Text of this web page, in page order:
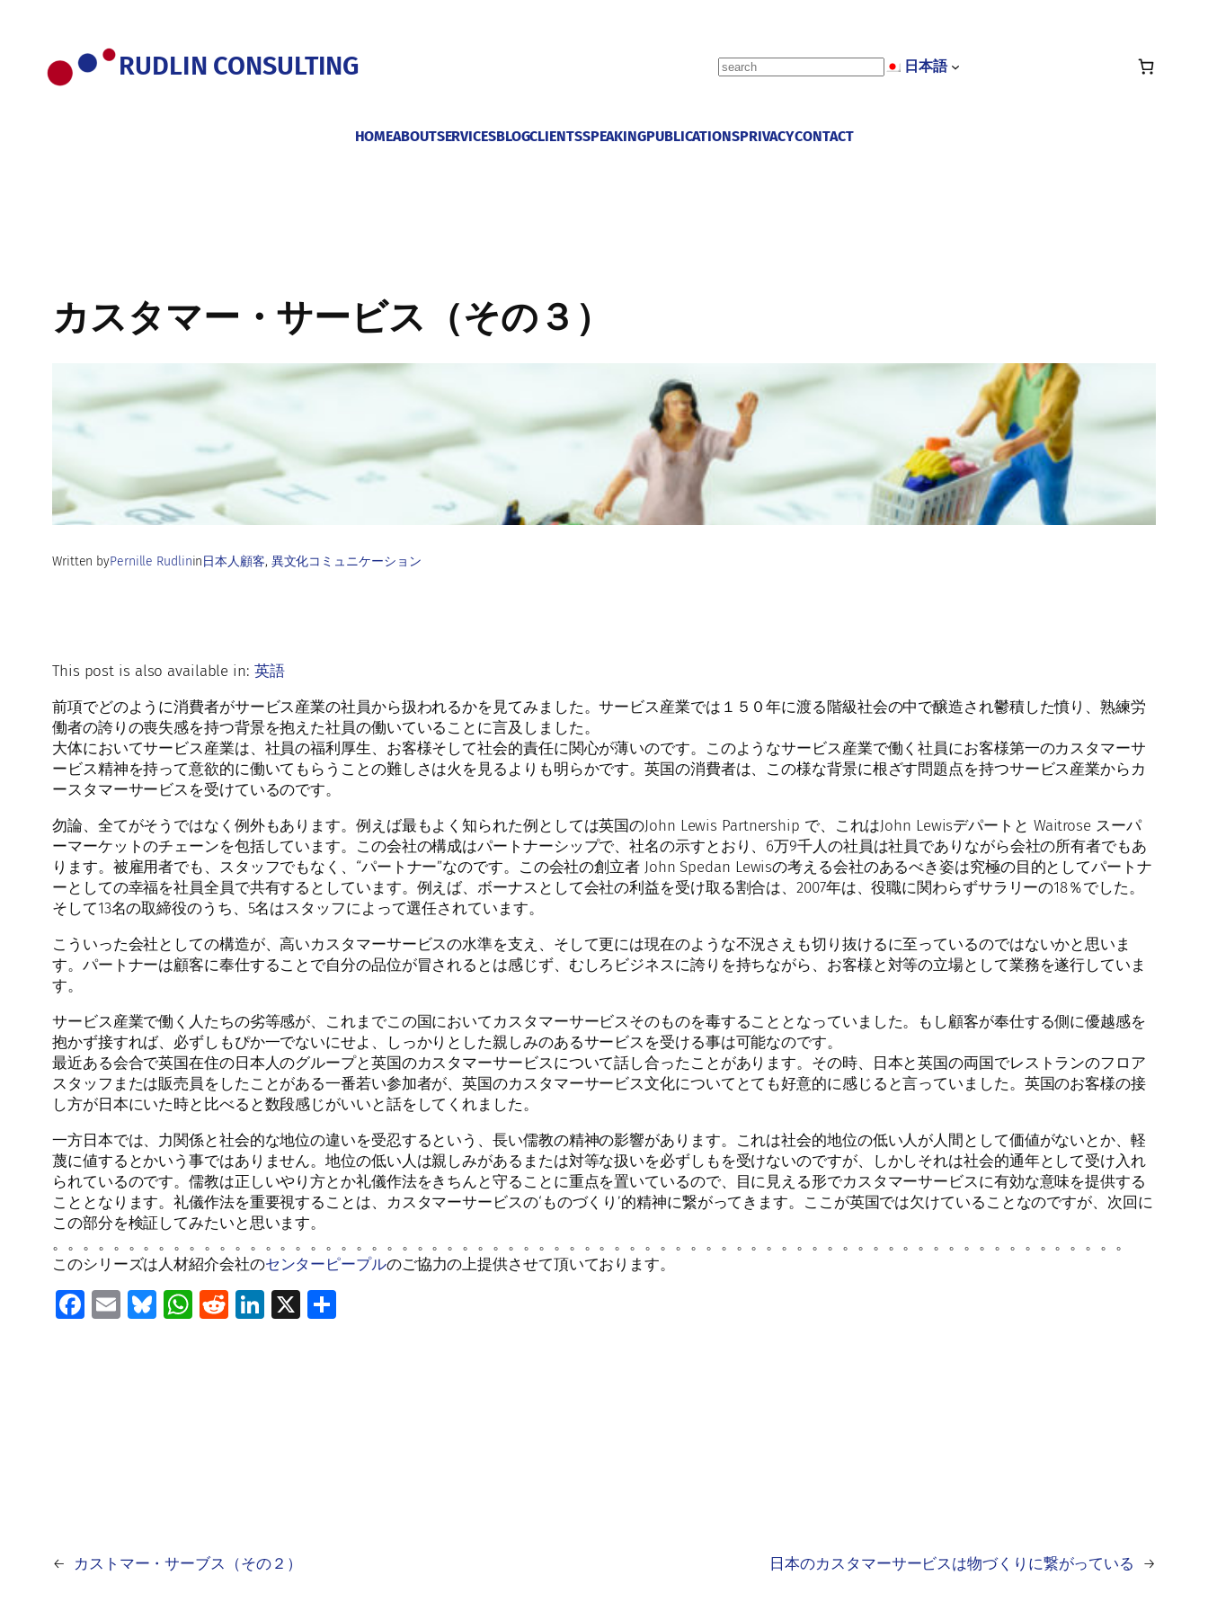
RUDLIN CONSULTING
S
r
日本語
HOMEABOUTSERVICESBLOGCLIENTSSPEAKINGPUBLICATIONSPRIVACYCONTACT
カスタマー・サービス（その３）
Written byPernille Rudlinin日本人顧客, 異文化コミュニケーション
This post is also available in: 英語
前項でどのように消費者がサービス産業の社員から扱われるかを見てみました。サービス産業では１５０年に渡る階級社会の中で醸造され鬱積した憤り、熟練労
働者の誇りの喪失感を持つ背景を抱えた社員の働いていることに言及しました。
大体においてサービス産業は、社員の福利厚生、お客様そして社会的責任に関心が薄いのです。このようなサービス産業で働く社員にお客様第一のカスタマーサ
ービス精神を持って意欲的に働いてもらうことの難しさは火を見るよりも明らかです。英国の消費者は、この様な背景に根ざす問題点を持つサービス産業からカ
ースタマーサービスを受けているのです。
勿論、全てがそうではなく例外もあります。例えば最もよく知られた例としては英国のJohn Lewis Partnership で、これはJohn Lewisデパートと Waitrose スーパ
ーマーケットのチェーンを包括しています。この会社の構成はパートナーシップで、社名の示すとおり、6万9千人の社員は社員でありながら会社の所有者でもあ
ります。被雇用者でも、スタッフでもなく、“パートナー”なのです。この会社の創立者 John Spedan Lewisの考える会社のあるべき姿は究極の目的としてパートナ
ーとしての幸福を社員全員で共有するとしています。例えば、ボーナスとして会社の利益を受け取る割合は、2007年は、役職に関わらずサラリーの18％でした。
そして13名の取締役のうち、5名はスタッフによって選任されています。
こういった会社としての構造が、高いカスタマーサービスの水準を支え、そして更には現在のような不況さえも切り抜けるに至っているのではないかと思いま
す。パートナーは顧客に奉仕することで自分の品位が冒されるとは感じず、むしろビジネスに誇りを持ちながら、お客様と対等の立場として業務を遂行していま
す。
サービス産業で働く人たちの劣等感が、これまでこの国においてカスタマーサービスそのものを毒することとなっていました。もし顧客が奉仕する側に優越感を
抱かず接すれば、必ずしもぴか一でないにせよ、しっかりとした親しみのあるサービスを受ける事は可能なのです。
最近ある会合で英国在住の日本人のグループと英国のカスタマーサービスについて話し合ったことがあります。その時、日本と英国の両国でレストランのフロア
スタッフまたは販売員をしたことがある一番若い参加者が、英国のカスタマーサービス文化についてとても好意的に感じると言っていました。英国のお客様の接
し方が日本にいた時と比べると数段感じがいいと話をしてくれました。
一方日本では、力関係と社会的な地位の違いを受忍するという、長い儒教の精神の影響があります。これは社会的地位の低い人が人間として価値がないとか、軽
蔑に値するとかいう事ではありません。地位の低い人は親しみがあるまたは対等な扱いを必ずしもを受けないのですが、しかしそれは社会的通年として受け入れ
られているのです。儒教は正しいやり方とか礼儀作法をきちんと守ることに重点を置いているので、目に見える形でカスタマーサービスに有効な意味を提供する
こととなります。礼儀作法を重要視することは、カスタマーサービスの‘ものづくり’的精神に繋がってきます。ここが英国では欠けていることなのですが、次回に
この部分を検証してみたいと思います。
。。。。。。。。。。。。。。。。。。。。。。。。。。。。。。。。。。。。。。。。。。。。。。。。。。。。。。。。。。。。。。。。。。。。。。。
このシリーズは人材紹介会社のセンターピープルのご協力の上提供させて頂いております。
Facebook
EmailBluesky
WhatsApp
RedditLinkedIn
X
← カストマー・サーブス（その２） 日本のカスタマーサービスは物づくりに繋がっている →